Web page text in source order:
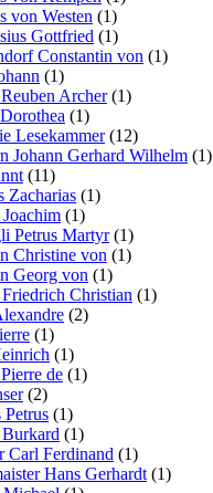
von Westen (1)
Gottfried (1)
Constantin von (1)
(1)
Archer(1)
(1)
Lesekammer(12)
Johann Gerhard Wilhelm (1)
(11)
Zacharias (1)
(1)
Petrus Martyr(1)
Christine von (1)
Georg von (1)
Christian (1)
(2)
(1)
(1)
de (1)
(2)
Petrus (1)
(1)
Carl Ferdinand (1)
Hans Gerhardt (1)